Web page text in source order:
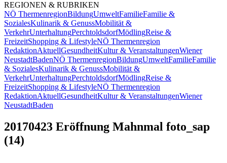
REGIONEN & RUBRIKEN
NÖ ThermenregionBildungUmweltFamilieFamilie &
SozialesKulinarik & GenussMobilität &
VerkehrUnterhaltungPerchtoldsdorfMödlingReise &
FreizeitShopping & LifestyleNÖ Thermenregion
RedaktionAktuellGesundheitKultur & VeranstaltungenWiener
NeustadtBadenNÖ ThermenregionBildungUmweltFamilieFamilie
& SozialesKulinarik & GenussMobilität &
VerkehrUnterhaltungPerchtoldsdorfMödlingReise &
FreizeitShopping & LifestyleNÖ Thermenregion
RedaktionAktuellGesundheitKultur & VeranstaltungenWiener
NeustadtBaden
20170423 Eröffnung Mahnmal foto_sap
(14)